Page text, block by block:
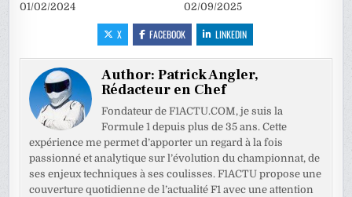
01/02/2024 02/09/2025
X FACEBOOK LINKEDIN
Author:Patrick Angler,
Rédacteur en Chef
Fondateur de F1ACTU.COM, je suis la
Formule 1 depuis plus de 35 ans. Cette
expérience me permet d’apporter un regard à la fois
passionné et analytique sur l’évolution du championnat, de
ses enjeux techniques à ses coulisses. F1ACTU propose une
couverture quotidienne de l’actualité F1 avec une attention